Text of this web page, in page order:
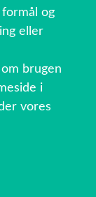
og
eller
brugen
i
vores